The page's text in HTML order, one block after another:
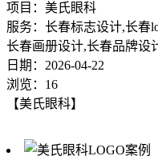
项目：美氏眼科
服务：长春标志设计,长春
长春画册设计,长春品牌设
日期：2026-04-22
浏览：16
【美氏眼科】